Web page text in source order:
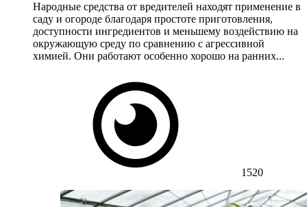
Народные средства от вредителей находят применение в
саду и огороде благодаря простоте приготовления,
доступности ингредиентов и меньшему воздействию на
окружающую среду по сравнению с агрессивной
химией. Они работают особенно хорошо на ранних...
1520